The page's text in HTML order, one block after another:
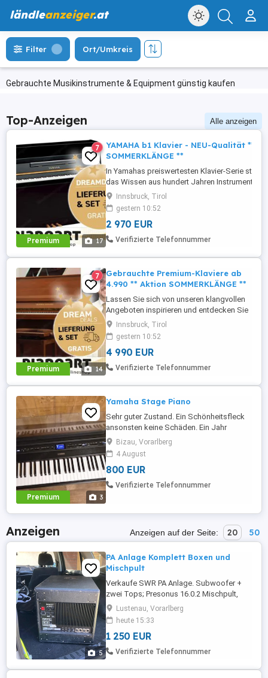
ländleanzeiger.at
Gebrauchte Musikinstrumente & Equipment günstig kaufen
Filter Ort/Umkreis
Top-Anzeigen Alle anzeigen
Premium 17
7
YAMAHA b1 Klavier - NEU-Qualität **
SOMMERKLÄNGE **
In Yamahas preiswertesten Klavier-Serie
das Wissen aus hundert Jahren
Erfahrungsstufen schätzen den bekannten
und die leicht zu spielende Tastatur der b-
...
Innsbruck, Tirol
gestern 10:52
2 970 EUR
Verifizierte Telefonnummer
Premium 14
7
Gebrauchte Premium-Klaviere ab
4.990 ** Aktion SOMMERKLÄNGE **
Lassen Sie sich von unseren klangvollen
Angeboten inspirieren und entdecken Sie
Tirols einzigartige Klavier-Vielfalt in
unserem Klavierhaus & Onlineshop *****
***** Vom günstigen Einsteiger-Piano bis
zum hochwertigsten Premium-Instrument.
Für junge Einsteiger-Familien bis hin zum
Innsbruck, Tirol
gestern 10:52
4 990 EUR
Verifizierte Telefonnummer
Premium 3
Yamaha Stage Piano
Sehr guter Zustand. Ein Schönheitsfleck
ansonsten keine Schäden. Ein Jahr
benutzt. Yamaha Stage Piano Mit Kabel
Gerne SMS oder Anruf
Bizau, Vorarlberg
4 August
800 EUR
Verifizierte Telefonnummer
Anzeigen Anzeigen auf der Seite: 20 50
5
PA Anlage Komplett Boxen und
Mischpult
Verkaufe SWR PA Anlage. Subwoofer +
zwei Tops; Presonus 16.0.2 Mischpult,
Lustenau, Vorarlberg
heute 15:33
1 250 EUR
Verifizierte Telefonnummer